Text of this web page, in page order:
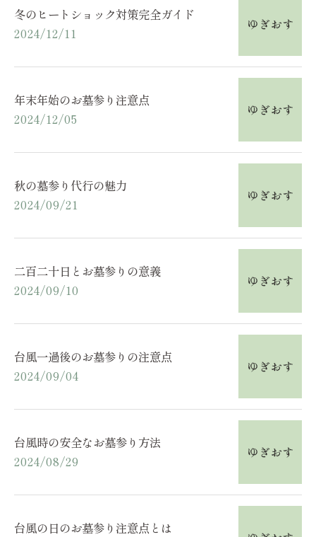
冬のヒートショック対策完全ガイド
2024/12/11
年末年始のお墓参り注意点
2024/12/05
秋の墓参り代行の魅力
2024/09/21
二百二十日とお墓参りの意義
2024/09/10
台風一過後のお墓参りの注意点
2024/09/04
台風時の安全なお墓参り方法
2024/08/29
台風の日のお墓参り注意点とは